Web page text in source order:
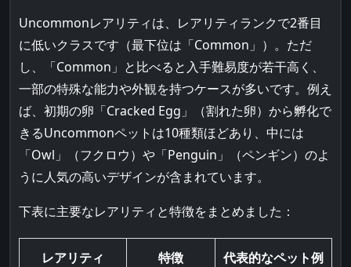
Uncommonレアリティは、レアリティランクで2番目
に低いクラスです（最下位は「Common」）。ただ
し、「Common」と比べると入手難易度が若干高く、
一部の特殊な能力や外観を持つケースが多いです。例え
ば、初期の卵「Cracked Egg」（割れた卵）から孵化で
きるUncommonペットは10種類ほどあり、中には
「Owl」（フクロウ）や「Penguin」（ペンギン）のよ
うに人気の高いデザインが含まれています。
下表に主要なレアリティと特徴をまとめました：
レアリティ 特徴 代表的なペット例